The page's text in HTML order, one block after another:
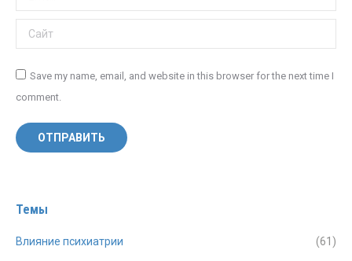
Сайт
Save my name, email, and website in this browser for the next time I
comment.
ОТПРАВИТЬ
Темы
Влияние психиатрии (61)